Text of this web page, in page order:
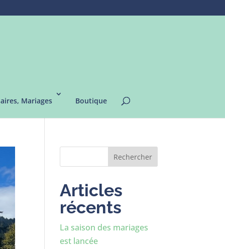
Mariages Boutique
Rechercher
Articles
récents
La saison des mariages
est lancée